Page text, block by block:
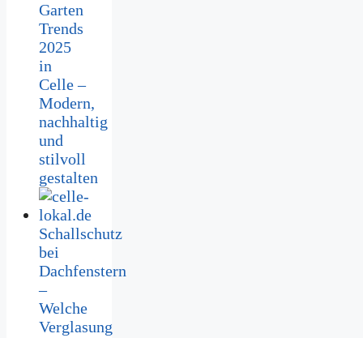
Garten
Trends
2025
in
Celle –
Modern,
nachhaltig
und
stilvoll
gestalten
Schallschutz
bei
Dachfenstern
–
Welche
Verglasung